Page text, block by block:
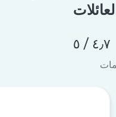
٤٫٧ / ٥